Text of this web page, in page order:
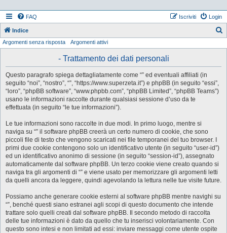
FAQ Login
Iscriviti
Indice
Argomenti senza risposta Argomenti attivi
- Trattamento dei dati personali
Questo paragrafo spiega dettagliatamente come “” ed eventuali affiliati (in
seguito “noi”, “nostro”, “”, “https://www.superzeta.it”) e phpBB (in seguito “essi”,
“loro”, “phpBB software”, “www.phpbb.com”, “phpBB Limited”, “phpBB Teams”)
usano le informazioni raccolte durante qualsiasi sessione d’uso da te
effettuata (in seguito “le tue informazioni”).
Le tue informazioni sono raccolte in due modi. In primo luogo, mentre si
naviga su “” il software phpBB creerà un certo numero di cookie, che sono
piccoli file di testo che vengono scaricati nei file temporanei del tuo browser. I
primi due cookie contengono solo un identificativo utente (in seguito “user-id”)
ed un identificativo anonimo di sessione (in seguito “session-id”), assegnato
automaticamente dal software phpBB. Un terzo cookie viene creato quando si
naviga tra gli argomenti di “” e viene usato per memorizzare gli argomenti letti
da quelli ancora da leggere, quindi agevolando la lettura nelle tue visite future.
Possiamo anche generare cookie esterni al software phpBB mentre navighi su
“”, benché questi siano estranei agli scopi di questo documento che intende
trattare solo quelli creati dal software phpBB. Il secondo metodo di raccolta
delle tue informazioni è dato da quello che tu inserisci volontariamente. Con
questo sono intesi e non limitati ad essi: inviare messaggi come utente ospite